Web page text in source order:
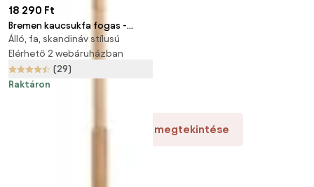
18 290 Ft
Bremen kaucsukfa fogas -
Actona
Álló, fa, skandináv stílusú
Elérhető 2 webáruházban
(29)
Raktáron
Több termék megtekintése